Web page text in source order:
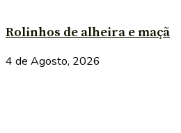
Rolinhos de alheira e maçã
4 de Agosto, 2026